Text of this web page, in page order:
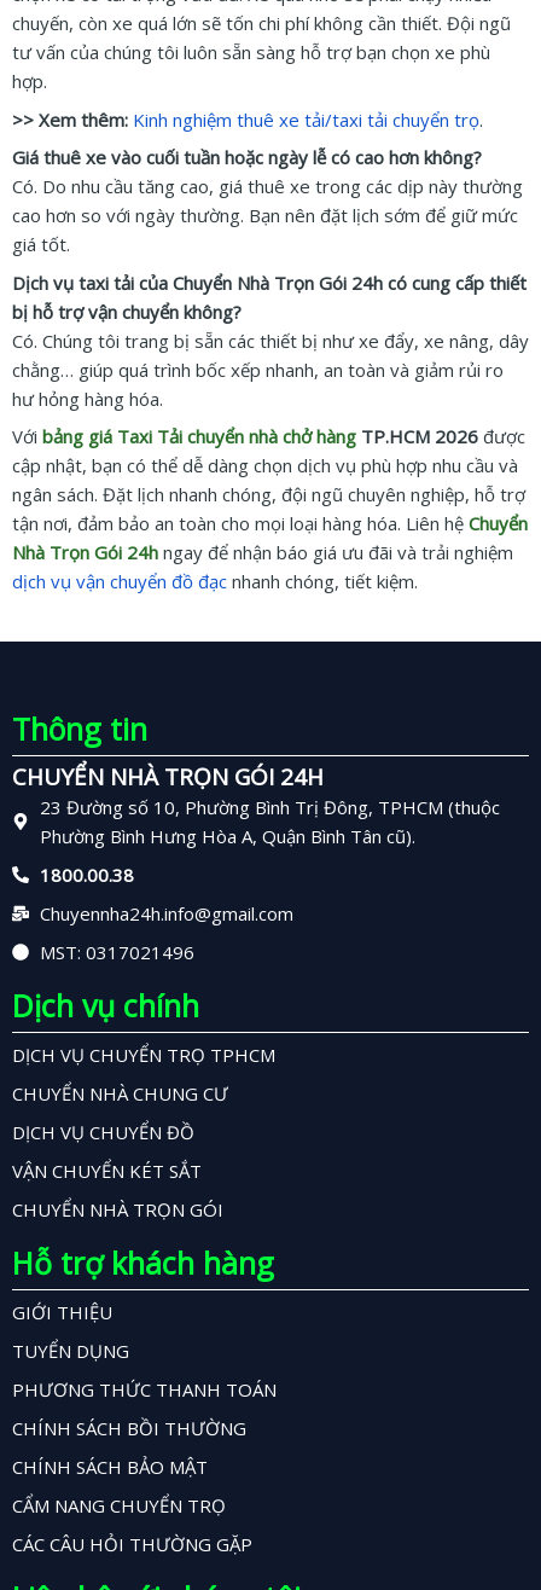
chuyến, còn xe quá lớn sẽ tốn chi phí không cần thiết. Đội ngũ
tư vấn của chúng tôi luôn sẵn sàng hỗ trợ bạn chọn xe phù
hợp.
>> Xem thêm: Kinh nghiệm thuê xe tải/taxi tải chuyển trọ.
Giá thuê xe vào cuối tuần hoặc ngày lễ có cao hơn không?
Có. Do nhu cầu tăng cao, giá thuê xe trong các dịp này thường
cao hơn so với ngày thường. Bạn nên đặt lịch sớm để giữ mức
giá tốt.
Dịch vụ taxi tải của Chuyển Nhà Trọn Gói 24h có cung cấp thiết
bị hỗ trợ vận chuyển không?
Có. Chúng tôi trang bị sẵn các thiết bị như xe đẩy, xe nâng, dây
chằng… giúp quá trình bốc xếp nhanh, an toàn và giảm rủi ro
hư hỏng hàng hóa.
Với bảng giá Taxi Tải chuyển nhà chở hàng TP.HCM 2026 được
cập nhật, bạn có thể dễ dàng chọn dịch vụ phù hợp nhu cầu và
ngân sách. Đặt lịch nhanh chóng, đội ngũ chuyên nghiệp, hỗ trợ
tận nơi, đảm bảo an toàn cho mọi loại hàng hóa. Liên hệ Chuyển
Nhà Trọn Gói 24h ngay để nhận báo giá ưu đãi và trải nghiệm
dịch vụ vận chuyển đồ đạc nhanh chóng, tiết kiệm.
Thông tin
CHUYỂN NHÀ TRỌN GÓI 24H
23 Đường số 10, Phường Bình Trị Đông, TPHCM (thuộc
Phường Bình Hưng Hòa A, Quận Bình Tân cũ).
1800.00.38
Chuyennha24h.info@gmail.com
MST: 0317021496
Dịch vụ chính
DỊCH VỤ CHUYỂN TRỌ TPHCM
CHUYỂN NHÀ CHUNG CƯ
DỊCH VỤ CHUYỂN ĐỒ
VẬN CHUYỂN KÉT SẮT
CHUYỂN NHÀ TRỌN GÓI
Hỗ trợ khách hàng
GIỚI THIỆU
TUYỂN DỤNG
PHƯƠNG THỨC THANH TOÁN
CHÍNH SÁCH BỒI THƯỜNG
CHÍNH SÁCH BẢO MẬT
CẨM NANG CHUYỂN TRỌ
CÁC CÂU HỎI THƯỜNG GẶP